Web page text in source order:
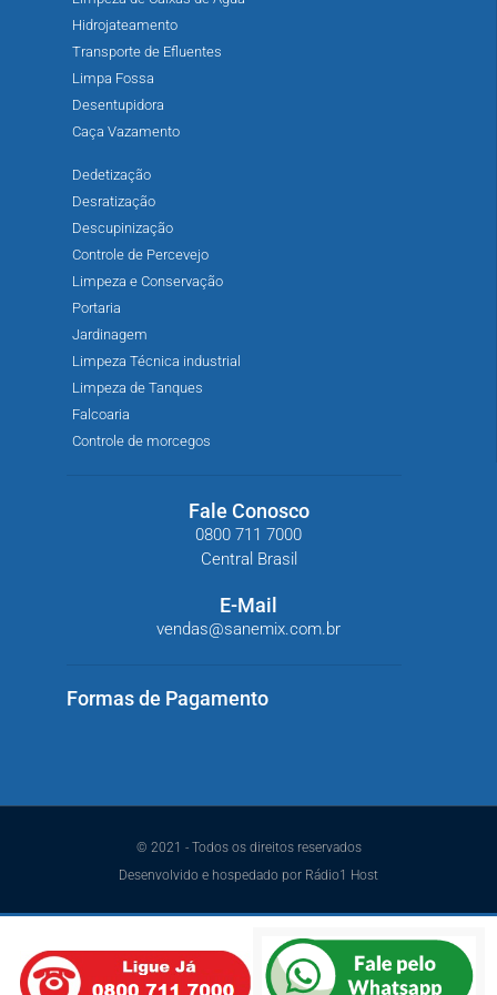
Hidrojateamento
Transporte de Efluentes
Limpa Fossa
Desentupidora
Caça Vazamento
Dedetização
Desratização
Descupinização
Controle de Percevejo
Limpeza e Conservação
Portaria
Jardinagem
Limpeza Técnica industrial
Limpeza de Tanques
Falcoaria
Controle de morcegos
Fale Conosco
0800 711 7000
Central Brasil
E-Mail
vendas@sanemix.com.br
Formas de Pagamento
© 2021 - Todos os direitos reservados
Desenvolvido e hospedado por Rádio1 Host